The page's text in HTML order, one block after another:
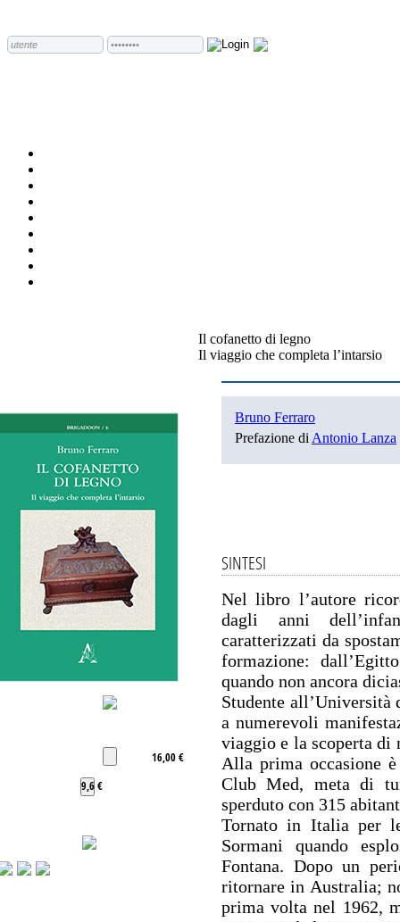
Il cofanetto di legno
Il viaggio che completa l’intarsio
16,00 €
9,6 €
Bruno Ferraro
Prefazione di Antonio Lanza
SINTESI
Nel libro l’autore
dagli anni
caratterizzati da
formazione:
quando non ancora
Studente all’Università
a numerevoli
viaggio e la scoperta di
Alla prima occasione
Club Med, meta di
sperduto con 315
Tornato in Italia per
Sormani quando
Fontana. Dopo un
ritornare in Australia;
prima volta nel 1962,